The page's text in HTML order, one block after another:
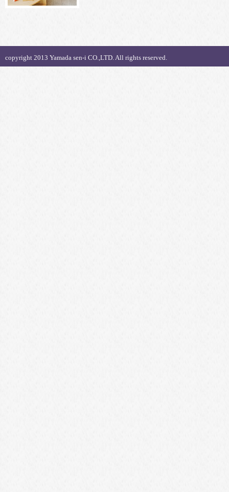
copyright 2013 Yamada sen-i CO.,LTD. All rights reserved.